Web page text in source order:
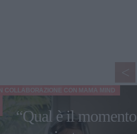
“Qual è il momento
IN COLLABORAZIONE CON MAMA MIND